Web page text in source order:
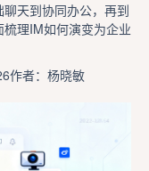
天到协同办公，再到
理IM如何演变为企业
作者：杨晓敏